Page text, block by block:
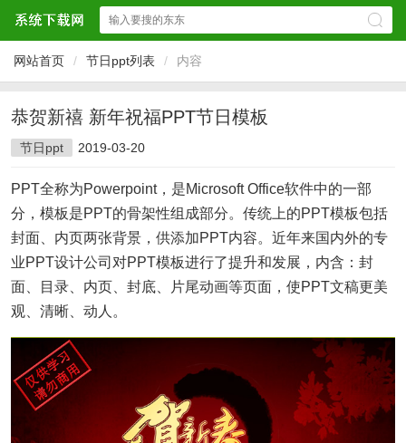
网站首页 / 节日ppt列表 / 内容
恭贺新禧 新年祝福PPT节日模板
节日ppt 2019-03-20
PPT全称为Powerpoint，是Microsoft Office软件中的一部
分，模板是PPT的骨架性组成部分。传统上的PPT模板包括
封面、内页两张背景，供添加PPT内容。近年来国内外的专
业PPT设计公司对PPT模板进行了提升和发展，内含：封
面、目录、内页、封底、片尾动画等页面，使PPT文稿更美
观、清晰、动人。